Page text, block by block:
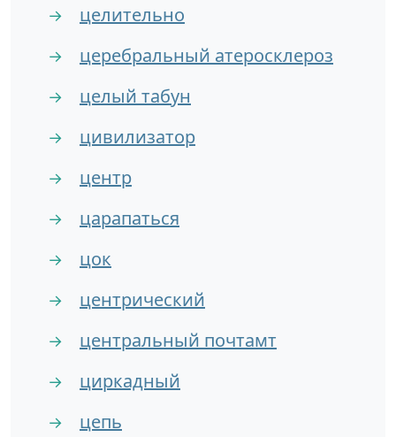
→ целительно
→ церебральный атеросклероз
→ целый табун
→ цивилизатор
→ центр
→ царапаться
→ цок
→ центрический
→ центральный почтамт
→ циркадный
→ цепь